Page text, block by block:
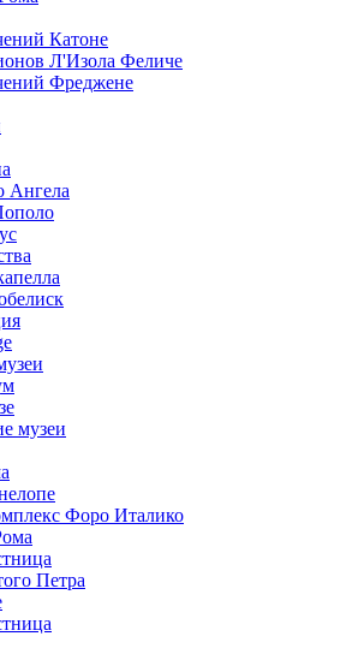
Катоне
Л'Изола Феличе
Фреджене
Ангела
музеи
Форо Италико
Петра